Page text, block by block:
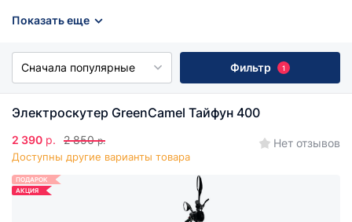
Права не нужны
Показать еще
Сначала популярные Фильтр 1
Электроскутер GreenCamel Тайфун 400
2 390 р. 2 850 р.
Доступны другие варианты товара
Нет отзывов
ПОДАРОК
АКЦИЯ